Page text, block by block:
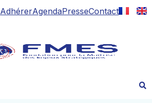
AdhérerAgendaPresseContact